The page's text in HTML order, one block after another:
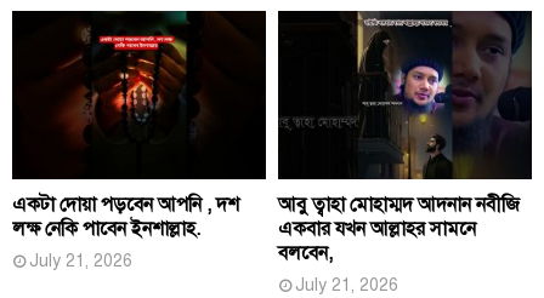
একটা দোয়া পড়বেন আপনি , দশ
লক্ষ নেকি পাবেন ইনশাল্লাহ.
July 21, 2026
আবু ত্বাহা মোহাম্মদ আদনান নবীজি
একবার যখন আল্লাহর সামনে
বলবেন,
July 21, 2026